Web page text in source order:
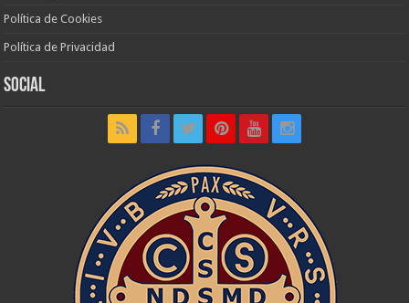
Política de Cookies
Política de Privacidad
Social